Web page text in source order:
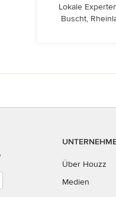
Lokale
Buscht,
Über Houzz
Medien